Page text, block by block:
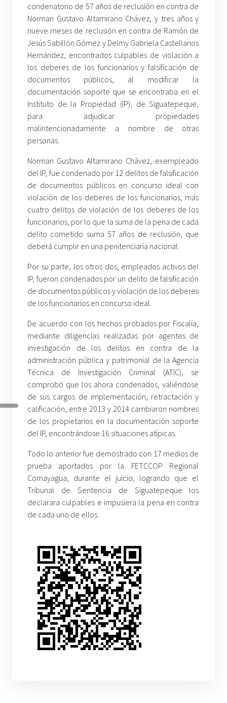
condenatorio de 57 años de reclusión en contra de
Norman Gustavo Altamirano Chávez, y tres años y
nueve meses de reclusión en contra de Ramón de
Jesús Sabillón Gómez y Delmy Gabriela Castellanos
Hernández, encontrados culpables de violación a
los deberes de los funcionarios y falsificación de
documentos públicos, al modificar la
documentación soporte que se encontraba en el
Instituto de la Propiedad (IP), de Siguatepeque,
para adjudicar propiedades
malintencionadamente a nombre de otras
personas.
Norman Gustavo Altamirano Chávez, exempleado
del IP, fue condenado por 12 delitos de falsificación
de documentos públicos en concurso ideal con
violación de los deberes de los funcionarios, más
cuatro delitos de violación de los deberes de los
funcionarios, por lo que la suma de la pena de cada
delito cometido suma 57 años de reclusión, que
deberá cumplir en una penitenciaría nacional.
Por su parte, los otros dos, empleados activos del
IP, fueron condenados por un delito de falsificación
de documentos públicos y violación de los deberes
de los funcionarios en concurso ideal.
De acuerdo con los hechos probados por Fiscalía,
mediante diligencias realizadas por agentes de
investigación de los delitos en contra de la
administración pública y patrimonial de la Agencia
Técnica de Investigación Criminal (ATIC), se
comprobó que los ahora condenados, valiéndose
de sus cargos de implementación, retractación y
calificación, entre 2013 y 2014 cambiaron nombres
de los propietarios en la documentación soporte
del IP, encontrándose 16 situaciones atípicas.
Todo lo anterior fue demostrado con 17 medios de
prueba aportados por la FETCCOP Regional
Comayagua, durante el juicio, logrando que el
Tribunal de Sentencia de Siguatepeque los
declarara culpables e impusiera la pena en contra
de cada uno de ellos.